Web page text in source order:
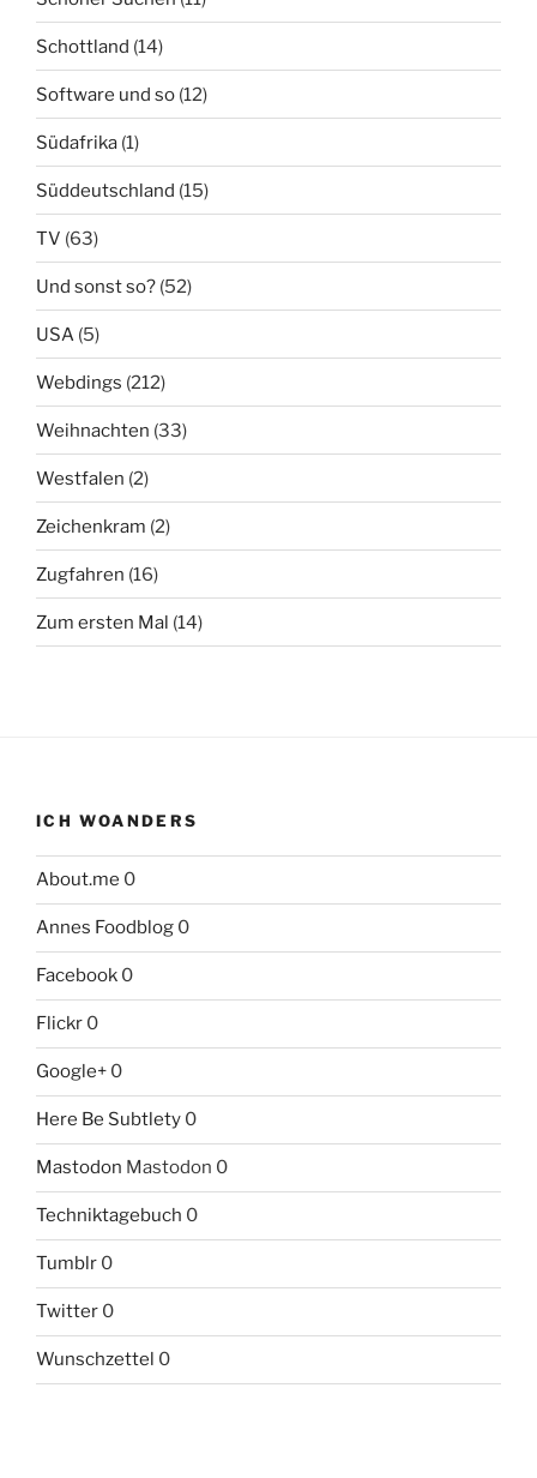
Schottland (14)
Software und so (12)
Südafrika (1)
Süddeutschland (15)
TV (63)
Und sonst so? (52)
USA (5)
Webdings (212)
Weihnachten (33)
Westfalen (2)
Zeichenkram (2)
Zugfahren (16)
Zum ersten Mal (14)
ICH WOANDERS
About.me 0
Annes Foodblog 0
Facebook 0
Flickr 0
Google+ 0
Here Be Subtlety 0
Mastodon Mastodon 0
Techniktagebuch 0
Tumblr 0
Twitter 0
Wunschzettel 0